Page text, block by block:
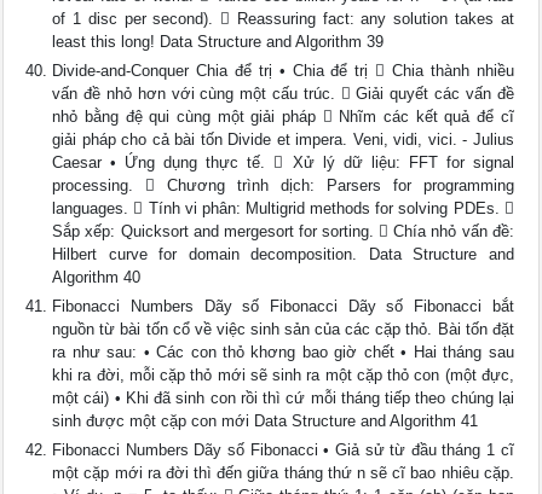
of 1 disc per second).  Reassuring fact: any solution takes at
least this long! Data Structure and Algorithm 39
Divide-and-Conquer Chia để trị • Chia để trị  Chia thành nhiều
vấn đề nhỏ hơn với cùng một cấu trúc.  Giải quyết các vấn đề
nhỏ bằng đệ qui cùng một giải pháp  Nhĩm các kết quả để cĩ
giải pháp cho cả bài tốn Divide et impera. Veni, vidi, vici. - Julius
Caesar • Ứng dụng thực tế.  Xử lý dữ liệu: FFT for signal
processing.  Chương trình dịch: Parsers for programming
languages.  Tính vi phân: Multigrid methods for solving PDEs. 
Sắp xếp: Quicksort and mergesort for sorting.  Chía nhỏ vấn đề:
Hilbert curve for domain decomposition. Data Structure and
Algorithm 40
Fibonacci Numbers Dãy số Fibonacci Dãy số Fibonacci bắt
nguồn từ bài tốn cổ về việc sinh sản của các cặp thỏ. Bài tốn đặt
ra như sau: • Các con thỏ khơng bao giờ chết • Hai tháng sau
khi ra đời, mỗi cặp thỏ mới sẽ sinh ra một cặp thỏ con (một đực,
một cái) • Khi đã sinh con rồi thì cứ mỗi tháng tiếp theo chúng lại
sinh được một cặp con mới Data Structure and Algorithm 41
Fibonacci Numbers Dãy số Fibonacci • Giả sử từ đầu tháng 1 cĩ
một cặp mới ra đời thì đến giữa tháng thứ n sẽ cĩ bao nhiêu cặp.